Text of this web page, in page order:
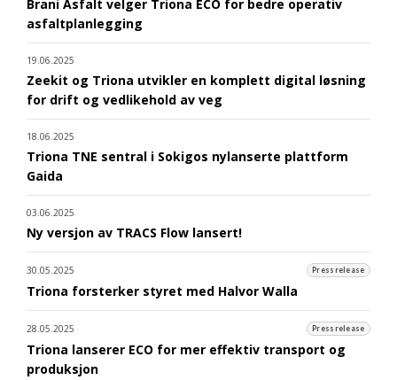
Brani Asfalt velger Triona ECO for bedre operativ
asfaltplanlegging
19.06.2025
Zeekit og Triona utvikler en komplett digital løsning
for drift og vedlikehold av veg
18.06.2025
Triona TNE sentral i Sokigos nylanserte plattform
Gaida
03.06.2025
Ny versjon av TRACS Flow lansert!
30.05.2025 Pressrelease
Triona forsterker styret med Halvor Walla
28.05.2025 Pressrelease
Triona lanserer ECO for mer effektiv transport og
produksjon